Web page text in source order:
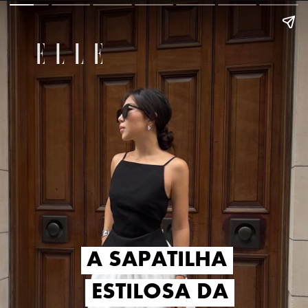
A SAPATILHA
ESTILOSA DA
A SAPATILHA
ESTILOSA DA